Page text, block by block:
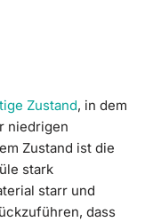
Zustand, in dem
niedrigen
Zustand ist die
stark
starr und
dass